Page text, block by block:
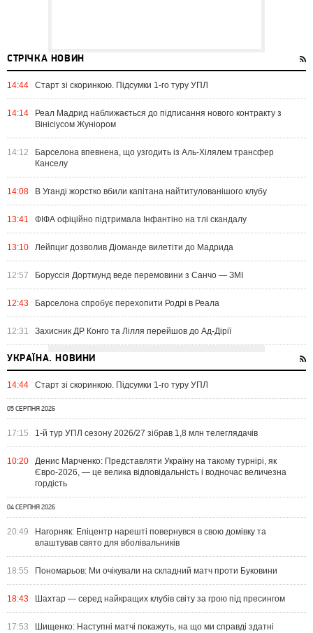
СТРІЧКА НОВИН
14:44 Старт зі скоринкою. Підсумки 1-го туру УПЛ
14:14
Реал Мадрид наближається до підписання нового контракту з
Вінісіусом Жуніором
14:12
Барселона впевнена, що узгодить із Аль-Хілялем трансфер
Канселу
14:08 В Уганді жорстко вбили капітана найтитулованішого клубу
13:41 ФІФА офіційно підтримала Інфантіно на тлі скандалу
13:10 Лейпциг дозволив Діоманде вилетіти до Мадрида
12:57 Боруссія Дортмунд веде перемовини з Санчо — ЗМІ
12:43 Барселона спробує перехопити Родрі в Реала
12:31 Захисник ДР Конго та Лілля перейшов до Ад-Дірії
УКРАЇНА. НОВИНИ
14:44 Старт зі скоринкою. Підсумки 1-го туру УПЛ
05 СЕРПНЯ 2026
17:15 1-й тур УПЛ сезону 2026/27 зібрав 1,8 млн телеглядачів
10:20
Денис Марченко: Представляти Україну на такому турнірі, як
Євро-2026, — це велика відповідальність і водночас величезна
гордість
04 СЕРПНЯ 2026
20:49
Нагорняк: Епіцентр нарешті повернувся в свою домівку та
влаштував свято для вболівальників
18:55 Пономарьов: Ми очікували на складний матч проти Буковини
18:43 Шахтар — серед найкращих клубів світу за грою під пресингом
17:53 Шищенко: Наступні матчі покажуть, на що ми справді здатні